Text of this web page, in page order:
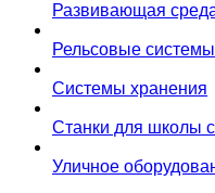
Развивающая
Рельсовые системы
Системы хранения
Станки для школы
Уличное